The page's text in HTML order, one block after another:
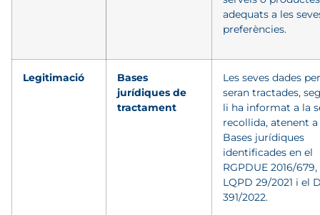
adequats a les
preferències.
Legitimació
Bases
jurídiques de
tractament
Les seves dades
seran tractades,
li ha informat a la
recollida, atenent a
Bases jurídiques
identificades en el
RGPDUE 2016/679,
LQPD 29/2021 i el
391/2022.